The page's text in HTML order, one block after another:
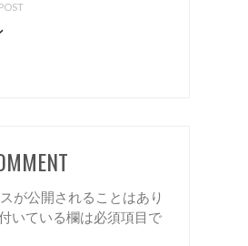
が公開されることはあり
いている欄は必須項目で